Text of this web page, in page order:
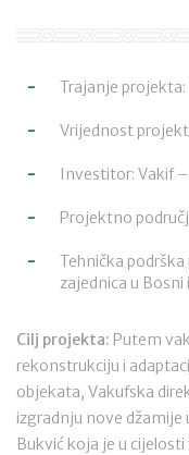
Trajanje projekta:
Vrijednost
Investitor: Vakif
Projektno
Tehnička
zajednica u Bosni
Cilj projekta: Putem
rekonstrukciju i
objekata, Vakufska
izgradnju nove džamije
Bukvić koja je u